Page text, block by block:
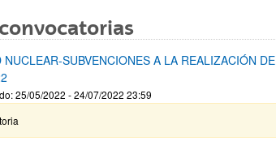
SUBVENCIONES A LA REALIZACIÓN DE
25/05/2022 - 24/07/2022 23:59